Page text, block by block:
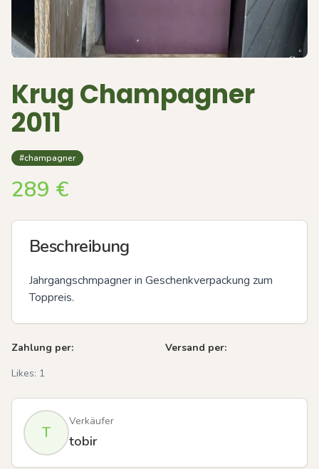
Krug Champagner
2011
#champagner
289 €
Beschreibung
Jahrgangschmpagner in Geschenkverpackung zum
Toppreis.
Zahlung per:
Versand per:
Likes: 1
T
Verkäufer
tobir